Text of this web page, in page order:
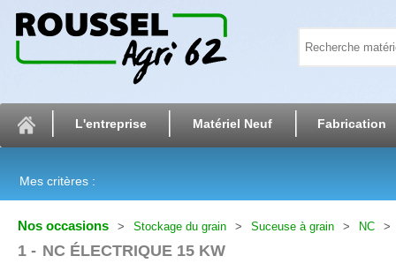
L'entreprise Matériel Neuf Fabrication
Mes critères :
Nos occasions Stockage du grain Suceuse à grain NC
1 NC ÉLECTRIQUE 15 KW